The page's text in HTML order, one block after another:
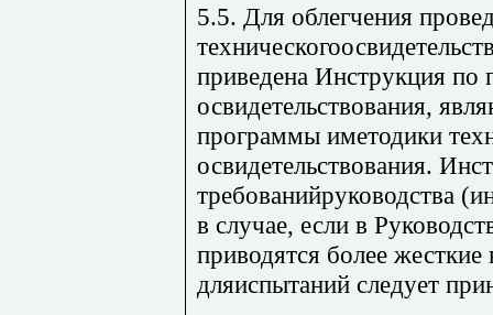
5.5. Для облегчения
приведена Инструкция по
освидетельствования,
программы иметодики
освидетельствования.
требованийруководства
в случае, если в
приводятся более
дляиспытаний следует